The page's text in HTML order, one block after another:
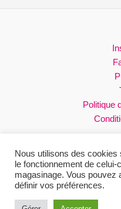
sur
page
du
Politique
Droits
Site web conçu
Nous utilisons des
le fonctionnement de
magasinage. Vous pouvez
définir vos préférences.